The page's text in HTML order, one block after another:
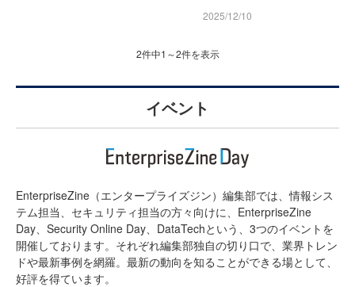
2025/12/10
2件中1～2件を表示
イベント
EnterpriseZine（エンタープライズジン）編集部では、情報シス
テム担当、セキュリティ担当の方々向けに、EnterpriseZine
Day、Security Online Day、DataTechという、3つのイベントを
開催しております。それぞれ編集部独自の切り口で、業界トレン
ドや最新事例を網羅。最新の動向を知ることができる場として、
好評を得ています。